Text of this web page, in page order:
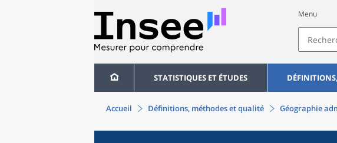
Menu
STATISTIQUES ET ÉTUDES
Accueil Définitions, méthodes et qualité Géographie